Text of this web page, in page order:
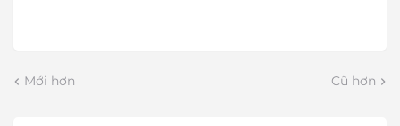
Mới hơn Cũ hơn